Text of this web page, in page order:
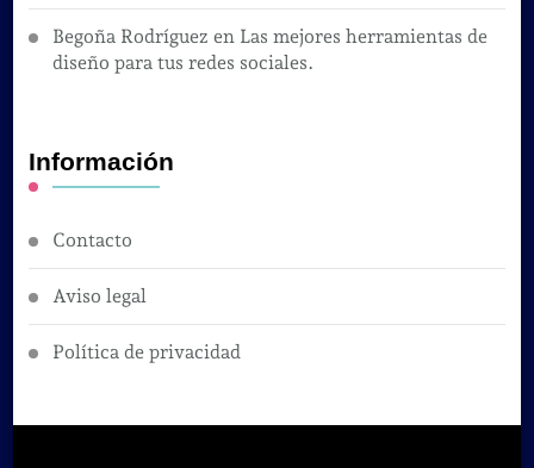
Begoña Rodríguez en Las mejores herramientas de
diseño para tus redes sociales.
Información
Contacto
Aviso legal
Política de privacidad